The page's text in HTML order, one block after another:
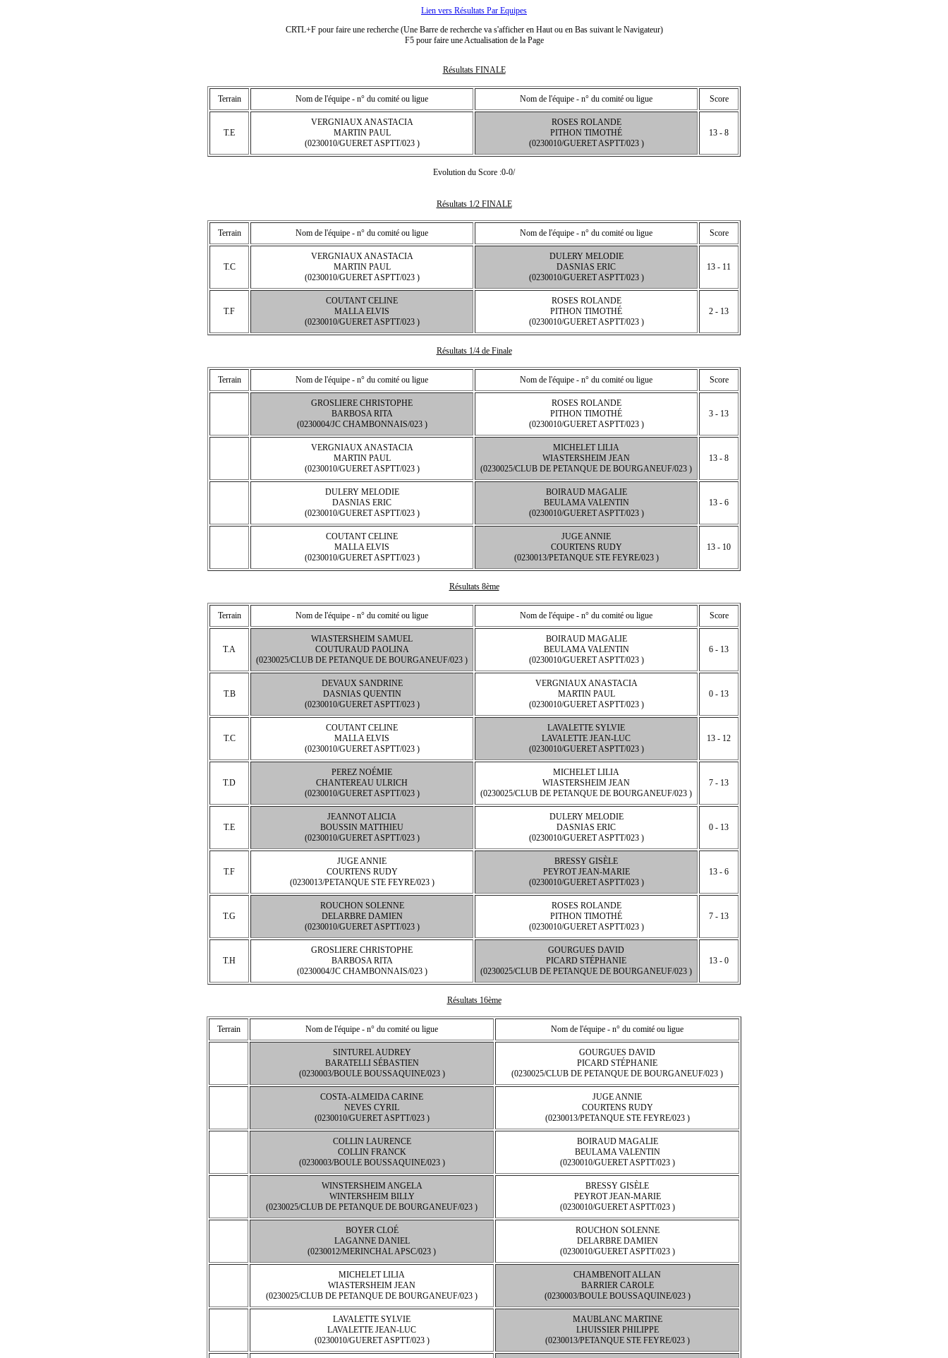
Lien vers Résultats Par Equipes
CRTL+F pour faire une recherche (Une Barre de recherche va s'afficher en Haut ou en Bas suivant le Navigateur)
F5 pour faire une Actualisation de la Page
Résultats FINALE
Terrain Nom de l'équipe - n° du comité ou ligue Nom de l'équipe - n° du comité ou ligue Score
T.E
VERGNIAUX ANASTACIA
MARTIN PAUL
(0230010/GUERET ASPTT/023 )
ROSES ROLANDE
PITHON TIMOTHÉ
(0230010/GUERET ASPTT/023 )
13 - 8
Evolution du Score :0-0/
Résultats 1/2 FINALE
Terrain Nom de l'équipe - n° du comité ou ligue Nom de l'équipe - n° du comité ou ligue Score
T.C
VERGNIAUX ANASTACIA
MARTIN PAUL
(0230010/GUERET ASPTT/023 )
DULERY MELODIE
DASNIAS ERIC
(0230010/GUERET ASPTT/023 )
13 - 11
T.F
COUTANT CELINE
MALLA ELVIS
(0230010/GUERET ASPTT/023 )
ROSES ROLANDE
PITHON TIMOTHÉ
(0230010/GUERET ASPTT/023 )
2 - 13
Résultats 1/4 de Finale
Terrain Nom de l'équipe - n° du comité ou ligue Nom de l'équipe - n° du comité ou ligue Score
GROSLIERE CHRISTOPHE
BARBOSA RITA
(0230004/JC CHAMBONNAIS/023 )
ROSES ROLANDE
PITHON TIMOTHÉ
(0230010/GUERET ASPTT/023 )
3 - 13
VERGNIAUX ANASTACIA
MARTIN PAUL
(0230010/GUERET ASPTT/023 )
MICHELET LILIA
WIASTERSHEIM JEAN
(0230025/CLUB DE PETANQUE DE BOURGANEUF/023 )
13 - 8
DULERY MELODIE
DASNIAS ERIC
(0230010/GUERET ASPTT/023 )
BOIRAUD MAGALIE
BEULAMA VALENTIN
(0230010/GUERET ASPTT/023 )
13 - 6
COUTANT CELINE
MALLA ELVIS
(0230010/GUERET ASPTT/023 )
JUGE ANNIE
COURTENS RUDY
(0230013/PETANQUE STE FEYRE/023 )
13 - 10
Résultats 8ème
Terrain Nom de l'équipe - n° du comité ou ligue Nom de l'équipe - n° du comité ou ligue Score
T.A
WIASTERSHEIM SAMUEL
COUTURAUD PAOLINA
(0230025/CLUB DE PETANQUE DE BOURGANEUF/023 )
BOIRAUD MAGALIE
BEULAMA VALENTIN
(0230010/GUERET ASPTT/023 )
6 - 13
T.B
DEVAUX SANDRINE
DASNIAS QUENTIN
(0230010/GUERET ASPTT/023 )
VERGNIAUX ANASTACIA
MARTIN PAUL
(0230010/GUERET ASPTT/023 )
0 - 13
T.C
COUTANT CELINE
MALLA ELVIS
(0230010/GUERET ASPTT/023 )
LAVALETTE SYLVIE
LAVALETTE JEAN-LUC
(0230010/GUERET ASPTT/023 )
13 - 12
T.D
PEREZ NOÉMIE
CHANTEREAU ULRICH
(0230010/GUERET ASPTT/023 )
MICHELET LILIA
WIASTERSHEIM JEAN
(0230025/CLUB DE PETANQUE DE BOURGANEUF/023 )
7 - 13
T.E
JEANNOT ALICIA
BOUSSIN MATTHIEU
(0230010/GUERET ASPTT/023 )
DULERY MELODIE
DASNIAS ERIC
(0230010/GUERET ASPTT/023 )
0 - 13
T.F
JUGE ANNIE
COURTENS RUDY
(0230013/PETANQUE STE FEYRE/023 )
BRESSY GISÈLE
PEYROT JEAN-MARIE
(0230010/GUERET ASPTT/023 )
13 - 6
T.G
ROUCHON SOLENNE
DELARBRE DAMIEN
(0230010/GUERET ASPTT/023 )
ROSES ROLANDE
PITHON TIMOTHÉ
(0230010/GUERET ASPTT/023 )
7 - 13
T.H
GROSLIERE CHRISTOPHE
BARBOSA RITA
(0230004/JC CHAMBONNAIS/023 )
GOURGUES DAVID
PICARD STÉPHANIE
(0230025/CLUB DE PETANQUE DE BOURGANEUF/023 )
13 - 0
Résultats 16ème
Terrain Nom de l'équipe - n° du comité ou ligue Nom de l'équipe - n° du comité ou ligue
SINTUREL AUDREY
BARATELLI SÉBASTIEN
(0230003/BOULE BOUSSAQUINE/023 )
GOURGUES DAVID
PICARD STÉPHANIE
(0230025/CLUB DE PETANQUE DE BOURGANEUF/023 )
COSTA-ALMEIDA CARINE
NEVES CYRIL
(0230010/GUERET ASPTT/023 )
JUGE ANNIE
COURTENS RUDY
(0230013/PETANQUE STE FEYRE/023 )
COLLIN LAURENCE
COLLIN FRANCK
(0230003/BOULE BOUSSAQUINE/023 )
BOIRAUD MAGALIE
BEULAMA VALENTIN
(0230010/GUERET ASPTT/023 )
WINSTERSHEIM ANGELA
WINTERSHEIM BILLY
(0230025/CLUB DE PETANQUE DE BOURGANEUF/023 )
BRESSY GISÈLE
PEYROT JEAN-MARIE
(0230010/GUERET ASPTT/023 )
BOYER CLOÉ
LAGANNE DANIEL
(0230012/MERINCHAL APSC/023 )
ROUCHON SOLENNE
DELARBRE DAMIEN
(0230010/GUERET ASPTT/023 )
MICHELET LILIA
WIASTERSHEIM JEAN
(0230025/CLUB DE PETANQUE DE BOURGANEUF/023 )
CHAMBENOIT ALLAN
BARRIER CAROLE
(0230003/BOULE BOUSSAQUINE/023 )
LAVALETTE SYLVIE
LAVALETTE JEAN-LUC
(0230010/GUERET ASPTT/023 )
MAUBLANC MARTINE
LHUISSIER PHILIPPE
(0230013/PETANQUE STE FEYRE/023 )